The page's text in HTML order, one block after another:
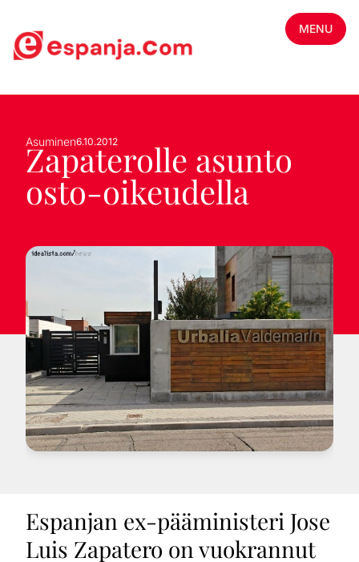
MENU
Asuminen6.10.2012
Zapaterolle asunto
osto-oikeudella
Espanjan ex-pääministeri Jose
Luis Zapatero on vuokrannut